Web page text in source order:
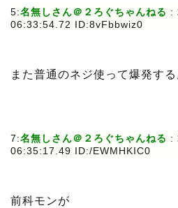
5:名無しさん＠２ろぐちゃんねる :
06:33:54.72 ID:8vFbbwiz0
また普通のネジ使って爆発す
7:名無しさん＠２ろぐちゃんねる :
06:35:17.49 ID:/EWMHKIC0
前科モンが